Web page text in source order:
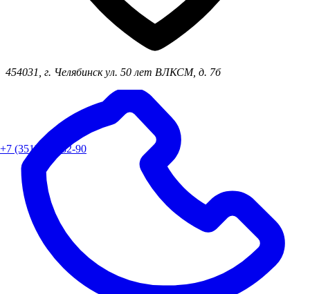
+7 (351) 218-82-90
454031, г. Челябинск ул. 50 лет ВЛКСМ, д. 7б